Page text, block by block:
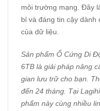
môi trường mạng. Đây
bỉ và đáng tin cậy
của dữ liệu.
Sản phẩm Ổ Cứng Di
6TB là giải pháp nâng
gian lưu trữ cho bạn.
đến 24 tháng. Tại
phẩm này cùng nhiều